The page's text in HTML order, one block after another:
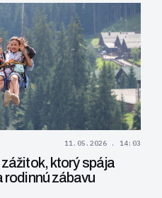
11.05.2026 . 14:03
ktorý spája
rodinnú zábavu